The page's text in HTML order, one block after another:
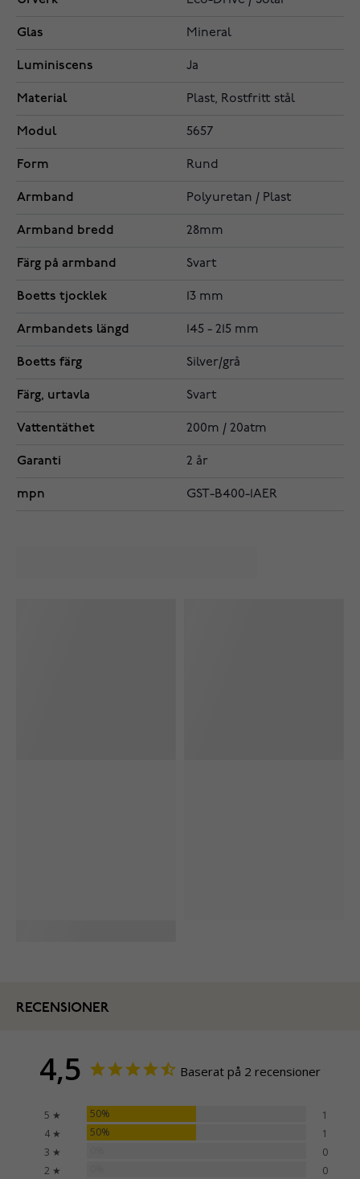
Glas Mineral
Luminiscens Ja
Material Plast, Rostfritt stål
Modul 5657
Form Rund
Armband Polyuretan / Plast
Armband bredd 28mm
Färg på armband Svart
Boetts tjocklek 13 mm
Armbandets längd 145 - 215 mm
Boetts färg Silver/grå
Färg, urtavla Svart
Vattentäthet 200m / 20atm
Garanti 2 år
mpn GST-B400-1AER
RECENSIONER
4,5 Baserat på 2 recensioner
5 ★ 50%
1
4 ★
50%
1
3 ★
0
2 ★
0